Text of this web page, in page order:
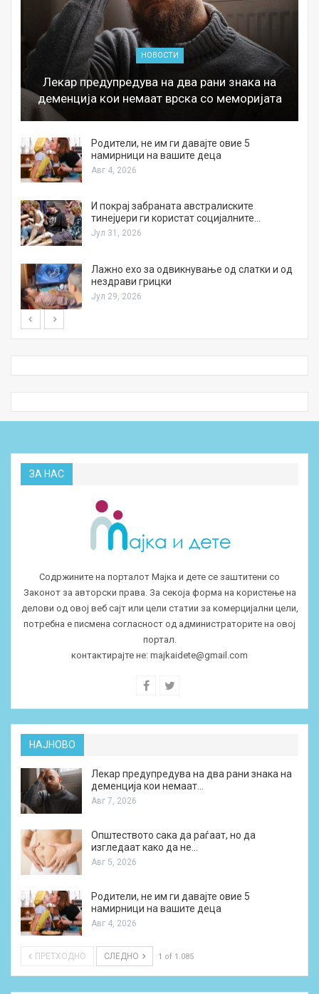
НОВОСТИ
Лекар предупредува на два рани знака на
деменција кои немаат врска со меморијата
Родители, не им ги давајте овие 5
намирници на вашите деца
Авг 4, 2026
И покрај забраната австралиските
тинејџери ги користат социјалните…
Јул 31, 2026
Лажно ехо за одвикнување од слатки и од
нездрави грицки
Јул 29, 2026
ЗА НАС
Содржините на порталот Мајка и дете се заштитени со
Законот за авторски права. За секоја форма на користење на
делови од овој веб сајт или цели статии за комерцијални цели,
потребна е писмена согласност од администраторите на овој
портал.
контактирајте не: majkaidete@gmail.com
НАЈНОВО
Лекар предупредува на два рани знака на
деменција кои немаат…
Авг 7, 2026
Општеството сака да раѓаат, но да
изгледаат како да не…
Авг 5, 2026
Родители, не им ги давајте овие 5
намирници на вашите деца
Авг 4, 2026
ПРЕТХОДНО СЛЕДНО 1 of 1.085